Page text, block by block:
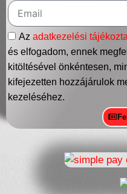
Az adatkezelési
és elfogadom, ennek
kitöltésével önkéntesen,
kifejezetten hozzájárulok
kezeléséhez.